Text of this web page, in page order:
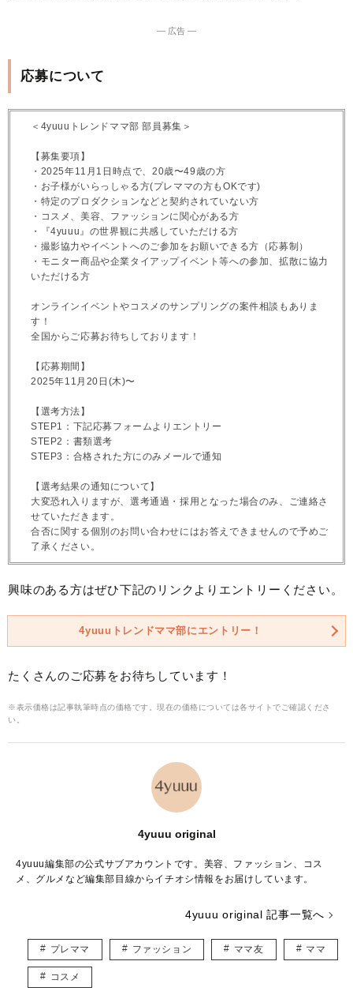
― 広告 ―
応募について
＜4yuuuトレンドママ部 部員募集＞
【募集要項】
・2025年11月1日時点で、20歳〜49歳の方
・お子様がいらっしゃる方(プレママの方もOKです)
・特定のプロダクションなどと契約されていない方
・コスメ、美容、ファッションに関心がある方
・『4yuuu』の世界観に共感していただける方
・撮影協力やイベントへのご参加をお願いできる方（応募制）
・モニター商品や企業タイアップイベント等への参加、拡散に協力
いただける方
オンラインイベントやコスメのサンプリングの案件相談もありま
す！
全国からご応募お待ちしております！
【応募期間】
2025年11月20日(木)〜
【選考方法】
STEP1：下記応募フォームよりエントリー
STEP2：書類選考
STEP3：合格された方にのみメールで通知
【選考結果の通知について】
大変恐れ入りますが、選考通過・採用となった場合のみ、ご連絡さ
せていただきます。
合否に関する個別のお問い合わせにはお答えできませんので予めご
了承ください。
興味のある方はぜひ下記のリンクよりエントリーください。
4yuuuトレンドママ部にエントリー！
たくさんのご応募をお待ちしています！
※表示価格は記事執筆時点の価格です。現在の価格については各サイトでご確認くださ
い。
4yuuu original
4yuuu編集部の公式サブアカウントです。美容、ファッション、コス
メ、グルメなど編集部目線からイチオシ情報をお届けしています。
4yuuu original 記事一覧へ
プレママ ファッション ママ友 ママ
コスメ